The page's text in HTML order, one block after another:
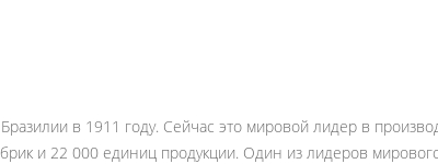
в 1911 году. Сейчас это мировой лидер в
и 22 000 единиц продукции. Один из лидеров